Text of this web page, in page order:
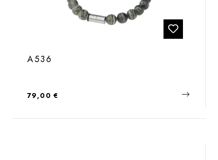
A536
Regulärer Preis:
79,00 €